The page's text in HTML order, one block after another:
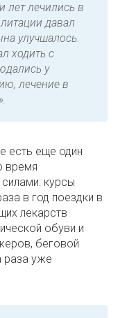
лет лечились в
давал
улучшалось.
ходить с
у
лечение в
есть еще один
время
курсы
в год поездки в
лекарств
обуви и
беговой
раза уже